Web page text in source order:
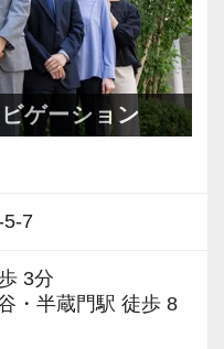
、フラットで人間
す。
格取得を本気で応
度
たい」という方を
験休暇制度を設け
間は、有給休暇とは
。
方には追加で2日間
ゲーション
5-7
3分
・半蔵門駅 徒歩 8